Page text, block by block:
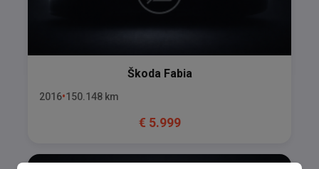
Škoda Fabia
2016 150.148 km
€ 5.999